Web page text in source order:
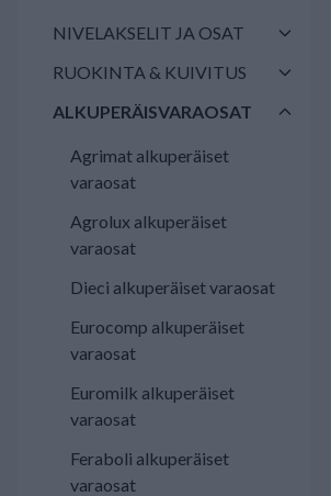
NIVELAKSELIT JA OSAT
RUOKINTA & KUIVITUS
ALKUPERÄISVARAOSAT
Agrimat alkuperäiset
varaosat
Agrolux alkuperäiset
varaosat
Dieci alkuperäiset varaosat
Eurocomp alkuperäiset
varaosat
Euromilk alkuperäiset
varaosat
Feraboli alkuperäiset
varaosat